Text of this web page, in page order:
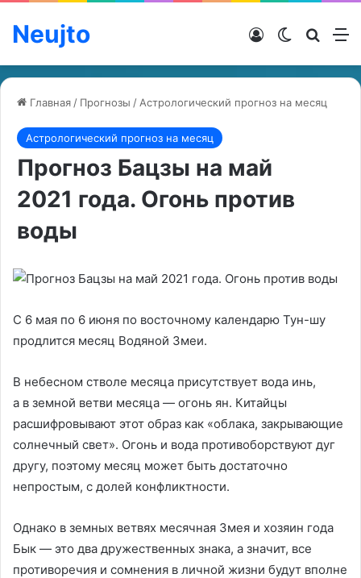
Neujto Switch skin
Войти
Главная / Прогнозы / Астрологический прогноз на месяц
Астрологический прогноз на месяц
Прогноз Бацзы на май
2021 года. Огонь против
воды
С 6 мая по 6 июня по восточному календарю Тун-шу
продлится месяц Водяной Змеи.
В небесном стволе месяца присутствует вода инь,
а в земной ветви месяца — огонь ян. Китайцы
расшифровывают этот образ как «облака, закрывающие
солнечный свет». Огонь и вода противоборствуют дуг
другу, поэтому месяц может быть достаточно
непростым, с долей конфликтности.
Однако в земных ветвях месячная Змея и хозяин года
Бык — это два дружественных знака, а значит, все
противоречия и сомнения в личной жизни будут вполне